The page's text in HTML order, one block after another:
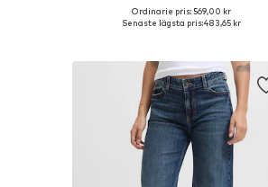
Tillgänglig i många storlekar
Ordinarie pris: 569,00 kr
Senaste lägsta pris:483,65 kr